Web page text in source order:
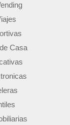
Casa